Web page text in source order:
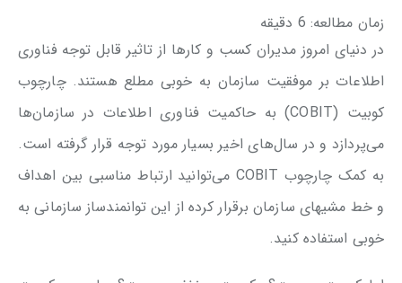
زمان مطالعه: 6 دقیقه
در دنیای امروز مدیران کسب و کارها از تاثیر قابل توجه فناوری
اطلاعات بر موفقیت سازمان به خوبی مطلع هستند. چارچوب
کوبیت (COBIT) به حاکمیت فناوری اطلاعات در سازمان‌ها
می‌پردازد و در سال‌های اخیر بسیار مورد توجه قرار گرفته است.
به کمک چارچوب COBIT می‌توانید ارتباط مناسبی بین اهداف
و خط مشی‎های سازمان برقرار کرده از این توانمندساز سازمانی به
خوبی استفاده کنید.